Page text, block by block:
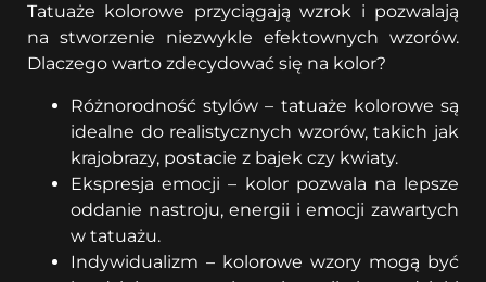
Tatuaże kolorowe przyciągają wzrok i pozwalają
na stworzenie niezwykle efektownych wzorów.
Dlaczego warto zdecydować się na kolor?
Różnorodność stylów – tatuaże kolorowe są
idealne do realistycznych wzorów, takich jak
krajobrazy, postacie z bajek czy kwiaty.
Ekspresja emocji – kolor pozwala na lepsze
oddanie nastroju, energii i emocji zawartych
w tatuażu.
Indywidualizm – kolorowe wzory mogą być